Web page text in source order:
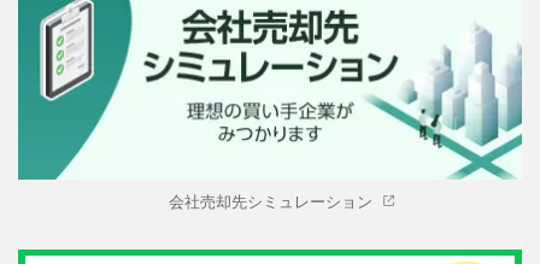
会社売却先シミュレーション